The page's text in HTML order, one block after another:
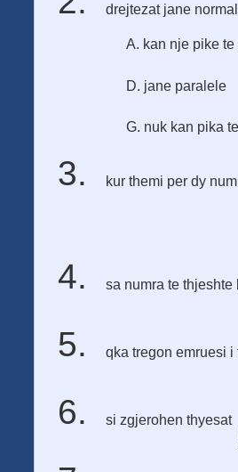
drejtezat jane
A. kan nje pike
D. jane paralele
G. nuk kan pika
kur themi per dy
sa numra te
qka tregon emruesi i
si zgjerohen thyesat